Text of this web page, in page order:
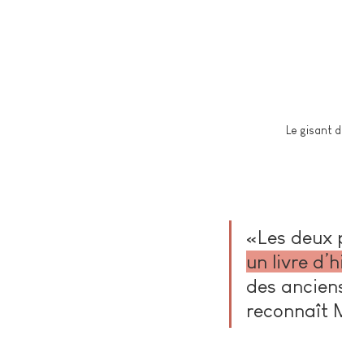
Le gisant
«Les deux
un livre
des
reconnaît